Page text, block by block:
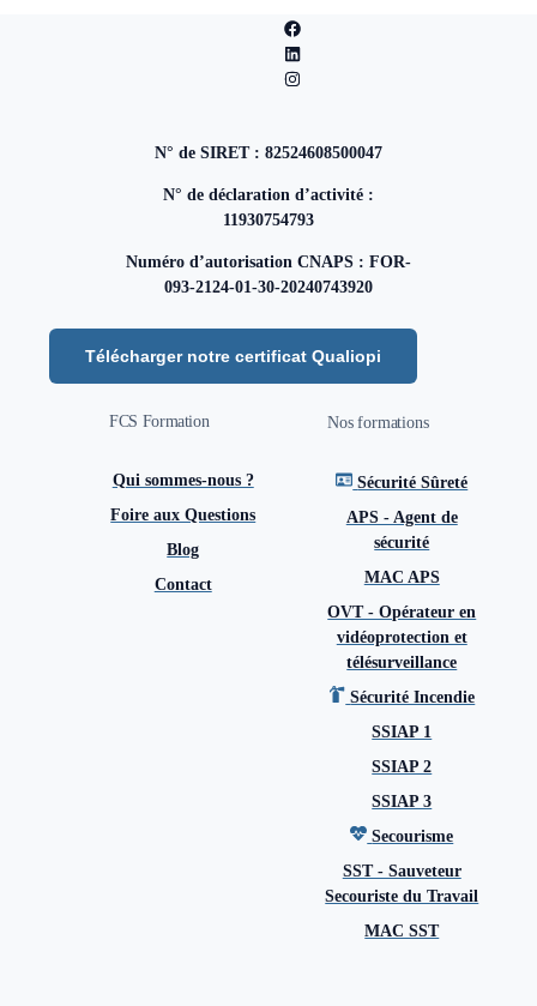
N° de SIRET : 82524608500047
N° de déclaration d’activité :
11930754793
Numéro d’autorisation CNAPS : FOR-
093-2124-01-30-20240743920
Télécharger notre certificat Qualiopi
FCS Formation
Qui sommes-nous ?
Foire aux Questions
Blog
Contact
Nos formations
Sécurité Sûreté
APS - Agent de
sécurité
MAC APS
OVT - Opérateur en
vidéoprotection et
télésurveillance
Sécurité Incendie
SSIAP 1
SSIAP 2
SSIAP 3
Secourisme
SST - Sauveteur
Secouriste du Travail
MAC SST